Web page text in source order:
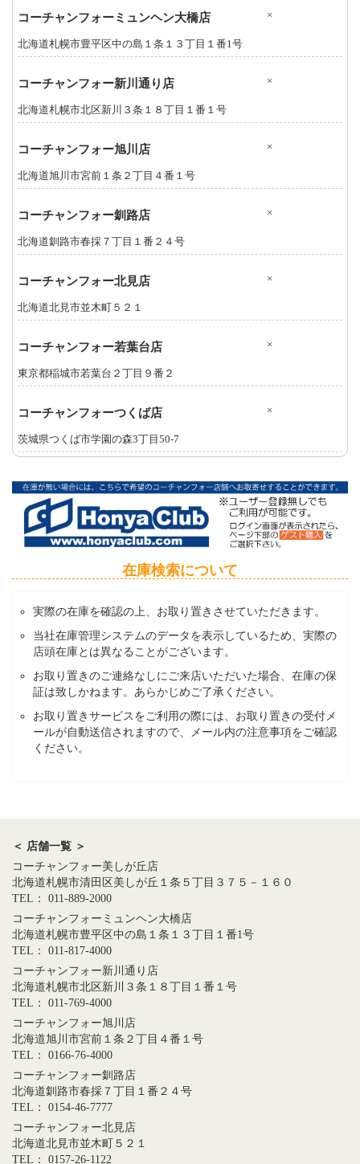
コーチャンフォーミュンヘン大橋店 ×
北海道札幌市豊平区中の島１条１３丁目１番1号
コーチャンフォー新川通り店 ×
北海道札幌市北区新川３条１８丁目１番１号
コーチャンフォー旭川店 ×
北海道旭川市宮前１条２丁目４番１号
コーチャンフォー釧路店 ×
北海道釧路市春採７丁目１番２４号
コーチャンフォー北見店 ×
北海道北見市並木町５２１
コーチャンフォー若葉台店 ×
東京都稲城市若葉台２丁目９番２
コーチャンフォーつくば店 ×
茨城県つくば市学園の森3丁目50-7
在庫検索について
実際の在庫を確認の上、お取り置きさせていただきます。
当社在庫管理システムのデータを表示しているため、実際の
店頭在庫とは異なることがございます。
お取り置きのご連絡なしにご来店いただいた場合、在庫の保
証は致しかねます。あらかじめご了承ください。
お取り置きサービスをご利用の際には、お取り置きの受付メ
ールが自動送信されますので、メール内の注意事項をご確認
ください。
＜ 店舗一覧 ＞
コーチャンフォー美しが丘店
北海道札幌市清田区美しが丘１条５丁目３７５－１６０
TEL： 011-889-2000
コーチャンフォーミュンヘン大橋店
北海道札幌市豊平区中の島１条１３丁目１番1号
TEL： 011-817-4000
コーチャンフォー新川通り店
北海道札幌市北区新川３条１８丁目１番１号
TEL： 011-769-4000
コーチャンフォー旭川店
北海道旭川市宮前１条２丁目４番１号
TEL： 0166-76-4000
コーチャンフォー釧路店
北海道釧路市春採７丁目１番２４号
TEL： 0154-46-7777
コーチャンフォー北見店
北海道北見市並木町５２１
TEL： 0157-26-1122